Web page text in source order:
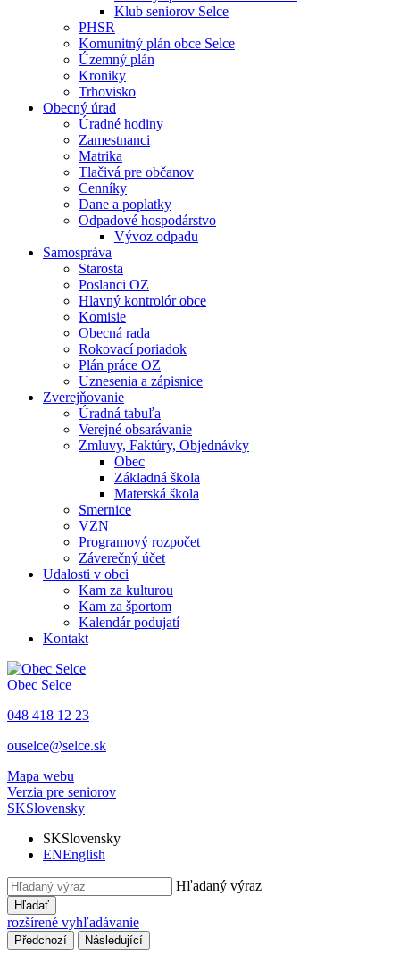
Klub seniorov Selce
PHSR
Komunitný plán obce Selce
Územný plán
Kroniky
Trhovisko
Obecný úrad
Úradné hodiny
Zamestnanci
Matrika
Tlačivá pre občanov
Cenníky
Dane a poplatky
Odpadové hospodárstvo
Vývoz odpadu
Samospráva
Starosta
Poslanci OZ
Hlavný kontrolór obce
Komisie
Obecná rada
Rokovací poriadok
Plán práce OZ
Uznesenia a zápisnice
Zverejňovanie
Úradná tabuľa
Verejné obsarávanie
Zmluvy, Faktúry, Objednávky
Obec
Základná škola
Materská škola
Smernice
VZN
Programový rozpočet
Záverečný účet
Udalosti v obci
Kam za kulturou
Kam za športom
Kalendár podujatí
Kontakt
Obec Selce
048 418 12 23
ouselce@selce.sk
Mapa webu
Verzia pre seniorov
SKSlovensky
SKSlovensky
ENEnglish
Hľadaný výraz
Hľadať
rozšírené vyhľadávanie
Předchozí Následující